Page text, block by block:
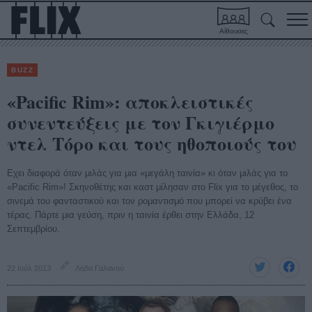
Αίθουσες
BUZZ
«Pacific Rim»: αποκλειστικές
συνεντεύξεις με τον Γκιγιέρμο
ντελ Τόρο και τους ηθοποιούς του
Εχει διαφορά όταν μιλάς για μια «μεγάλη ταινία» κι όταν μιλάς για το
«Pacific Rim»! Σκηνοθέτης και καστ μίλησαν στο Flix για το μέγεθος, το
σινεμά του φανταστικού και τον ρομαντισμό που μπορεί να κρύβει ένα
τέρας. Πάρτε μια γεύση, πριν η ταινία έρθει στην Ελλάδα, 12
Σεπτεμβρίου.
22 Ιούλ 2013 Λήδα Γαλανού